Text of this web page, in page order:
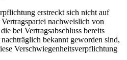
erstreckt sich nicht auf
nachweislich von
bei Vertragsabschluss bereits
bekannt geworden sind,
Verschwiegenheitsverpflichtung